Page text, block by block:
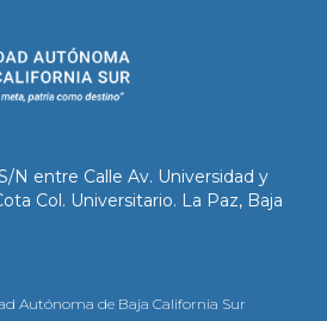
N entre Calle Av. Universidad y
Col. Universitario. La Paz, Baja
Autónoma de Baja California Sur